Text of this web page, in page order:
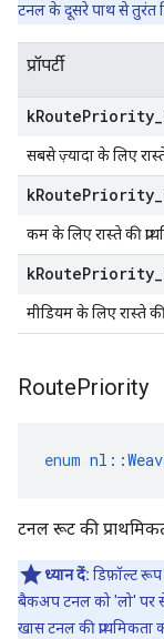
टनल के दूसरे पाथ से तुरंत
प्रॉपर्टी
kRoutePriority
सबसे ज़्यादा के लिए रास्ते
kRoutePriority
कम के लिए रास्ते की
kRoutePriority
मीडियम के लिए रास्ते की
RoutePriority
enum nl ::
टनल रूट की
ध्यान दें: डिफ़ॉल्ट रूप
बैकअप टनल को 'लो' पर
खास टनल की